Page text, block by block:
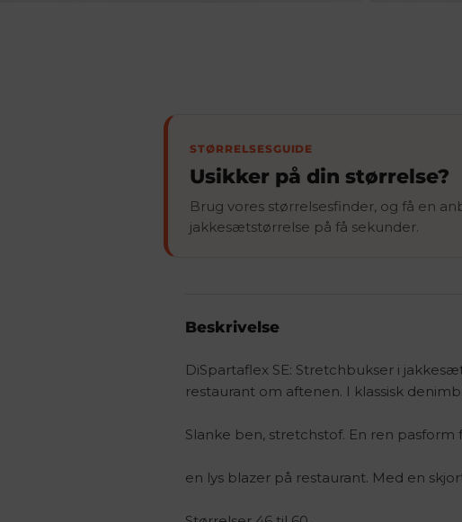
STØRRELSESGUIDE
Usikker på din størrelse?
Brug vores størrelsesfinder, og få en
jakkesætstørrelse på få sekunder.
Beskrivelse
DiSpartaflex SE: Stretchbukser i
restaurant om aftenen. I klassisk
Slanke ben, stretchstof. En ren
en lys blazer på restaurant. Med en